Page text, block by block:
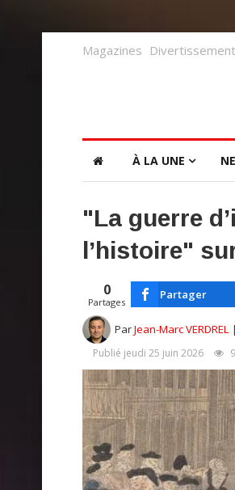
Magazines
À LA UNE
"La guerre
l’histoire"
0
Partages
Partager
ParJean-Marc VERDREL
Publié jeudi 25 juin 2026